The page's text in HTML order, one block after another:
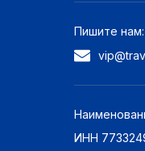
Пишите нам:
ИНН